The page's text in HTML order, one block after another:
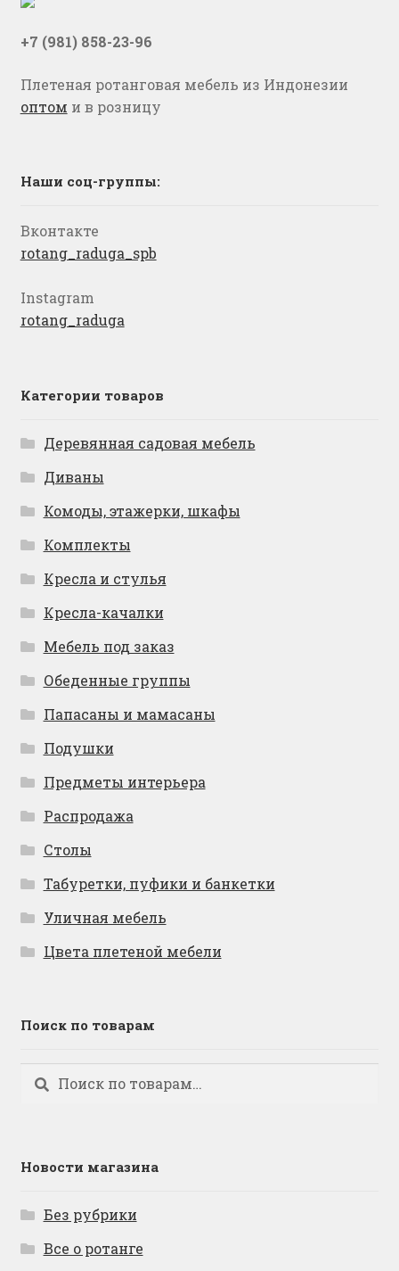
+7 (981) 858-23-96
Плетеная ротанговая мебель из Индонезии
оптом и в розницу
Наши соц-группы:
Вконтакте
rotang_raduga_spb
Instagram
rotang_raduga
Категории товаров
Деревянная садовая мебель
Диваны
Комоды, этажерки, шкафы
Комплекты
Кресла и стулья
Кресла-качалки
Мебель под заказ
Обеденные группы
Папасаны и мамасаны
Подушки
Предметы интерьера
Распродажа
Столы
Табуретки, пуфики и банкетки
Уличная мебель
Цвета плетеной мебели
Поиск по товарам
Искать:
Поиск
Новости магазина
Без рубрики
Все о ротанге